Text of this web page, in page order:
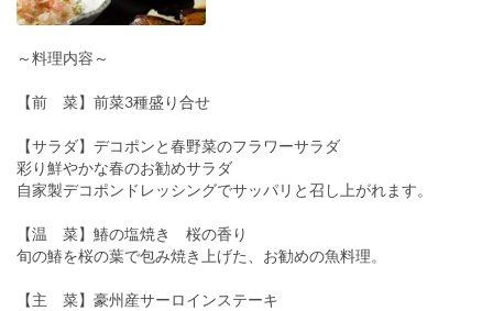
～料理内容～
【前 菜】前菜3種盛り合せ
【サラダ】デコポンと春野菜のフラワーサラダ
彩り鮮やかな春のお勧めサラダ
自家製デコポンドレッシングでサッパリと召し上がれます。
【温 菜】鰆の塩焼き 桜の香り
旬の鰆を桜の葉で包み焼き上げた、お勧めの魚料理。
【主 菜】豪州産サーロインステーキ